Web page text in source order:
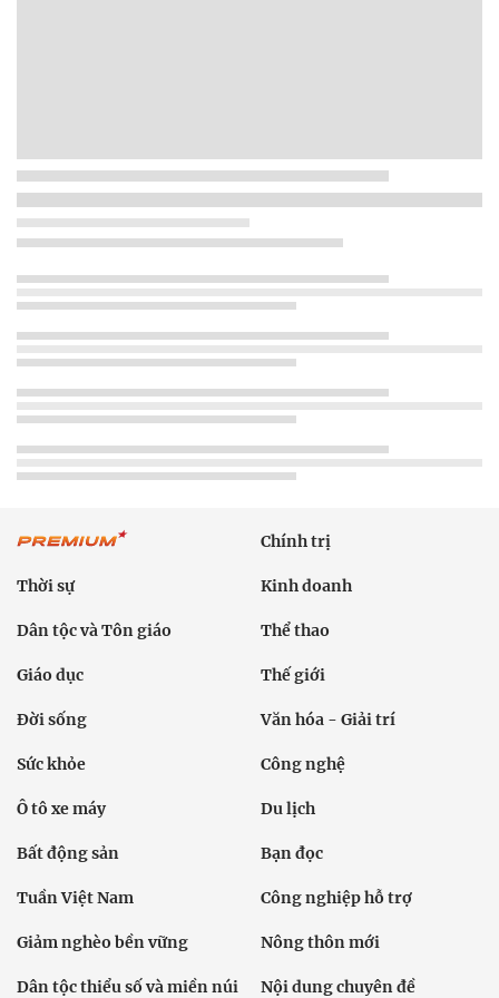
Chính trị
Thời sự Kinh doanh
Dân tộc và Tôn giáo Thể thao
Giáo dục Thế giới
Đời sống Văn hóa - Giải trí
Sức khỏe Công nghệ
Ô tô xe máy Du lịch
Bất động sản Bạn đọc
Tuần Việt Nam Công nghiệp hỗ trợ
Giảm nghèo bền vững Nông thôn mới
Dân tộc thiểu số và miền núi Nội dung chuyên đề